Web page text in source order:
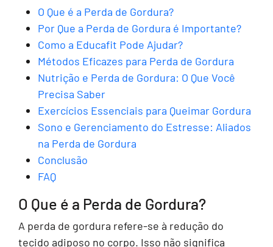
O Que é a Perda de Gordura?
Por Que a Perda de Gordura é Importante?
Como a Educafit Pode Ajudar?
Métodos Eficazes para Perda de Gordura
Nutrição e Perda de Gordura: O Que Você
Precisa Saber
Exercícios Essenciais para Queimar Gordura
Sono e Gerenciamento do Estresse: Aliados
na Perda de Gordura
Conclusão
FAQ
O Que é a Perda de Gordura?
A perda de gordura refere-se à redução do
tecido adiposo no corpo. Isso não significa